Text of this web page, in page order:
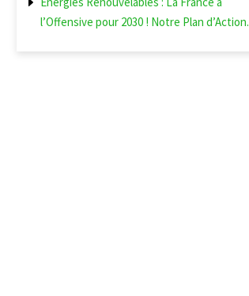
l’Offensive pour 2030 ! Notre Plan d’Action.